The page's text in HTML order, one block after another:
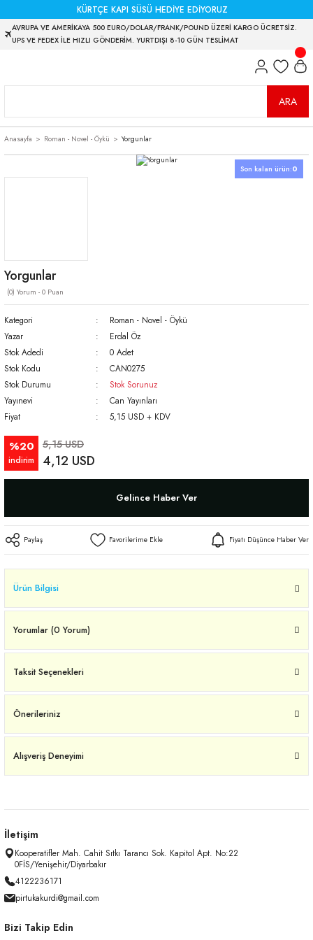
KÜRTÇE KAPI SÜSÜ HEDİYE EDİYORUZ
AVRUPA VE AMERİKAYA 500 EURO/DOLAR/FRANK/POUND ÜZERİ KARGO ÜCRETSİZ.
UPS VE FEDEX İLE HIZLI GÖNDERİM. YURTDIŞI 8-10 GÜN TESLİMAT
ARA
Anasayfa Roman - Novel - Öykü Yorgunlar
Son kalan ürün:0
Yorgunlar
(0) Yorum - 0 Puan
Kategori
Roman - Novel - Öykü
Yazar
Erdal Öz
Stok Adedi
0 Adet
Stok Kodu
CAN0275
Stok Durumu
Stok Sorunuz
Yayınevi
Can Yayınları
Fiyat
5,15 USD + KDV
%20
indirim
5,15 USD
4,12 USD
Gelince Haber Ver
Paylaş Fiyatı Düşünce Haber Ver
Ürün Bilgisi
Yorumlar (0 Yorum)
Taksit Seçenekleri
Önerileriniz
Alışveriş Deneyimi
İletişim
Kooperatifler Mah. Cahit Sıtkı Tarancı Sok. Kapitol Apt. No:22
0FİS/Yenişehir/Diyarbakır
4122236171
pirtukakurdi@gmail.com
Bizi Takip Edin